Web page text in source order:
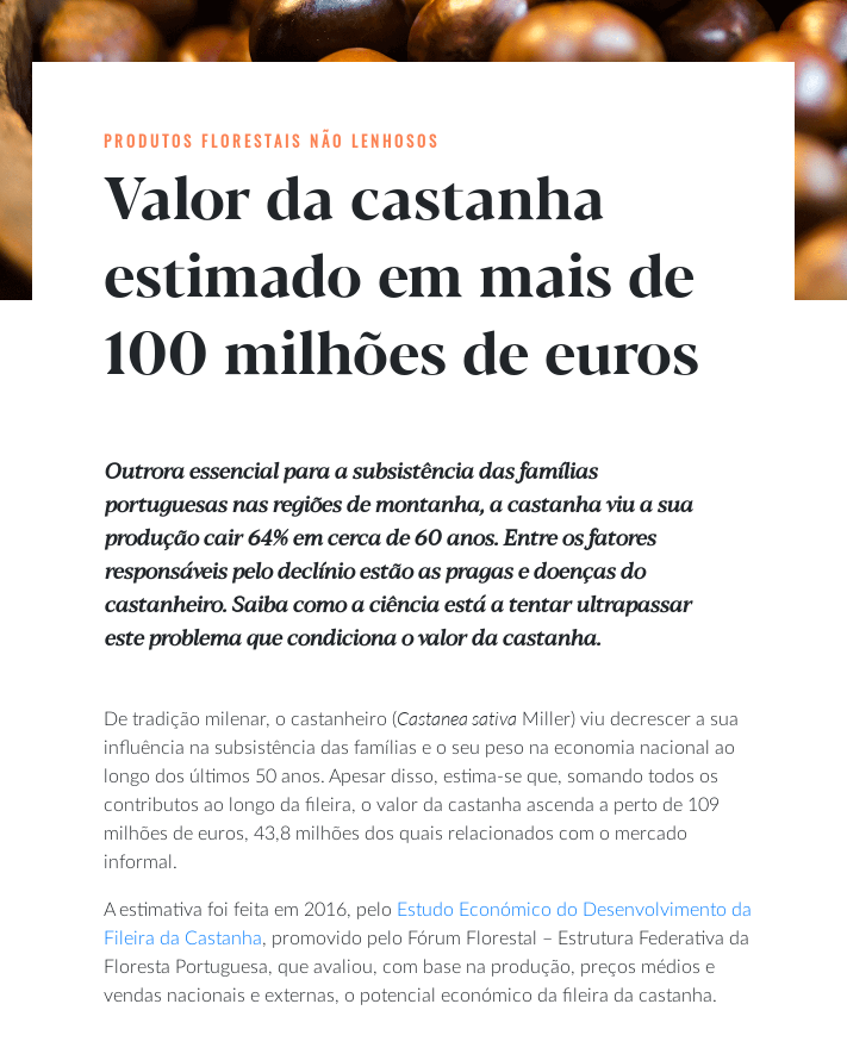
PRODUTOS FLORESTAIS NÃO LENHOSOS
Valor da castanha
estimado em mais de
100 milhões de euros
Outrora essencial para a subsistência das famílias
portuguesas nas regiões de montanha, a castanha viu a sua
produção cair 64% em cerca de 60 anos. Entre os fatores
responsáveis pelo declínio estão as pragas e doenças do
castanheiro. Saiba como a ciência está a tentar ultrapassar
este problema que condiciona o valor da castanha.
De tradição milenar, o castanheiro (Castanea sativa Miller) viu decrescer a sua
influência na subsistência das famílias e o seu peso na economia nacional ao
longo dos últimos 50 anos. Apesar disso, estima-se que, somando todos os
contributos ao longo da fileira, o valor da castanha ascenda a perto de 109
milhões de euros, 43,8 milhões dos quais relacionados com o mercado
informal.
A estimativa foi feita em 2016, pelo Estudo Económico do Desenvolvimento da
Fileira da Castanha, promovido pelo Fórum Florestal – Estrutura Federativa da
Floresta Portuguesa, que avaliou, com base na produção, preços médios e
vendas nacionais e externas, o potencial económico da fileira da castanha.